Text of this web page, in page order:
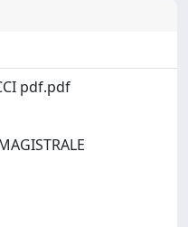
pdf.pdf